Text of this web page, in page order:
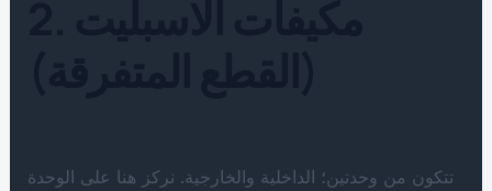
تتكون من وحدتين؛ الداخلية والخارجية. نركز هنا على الوحدة